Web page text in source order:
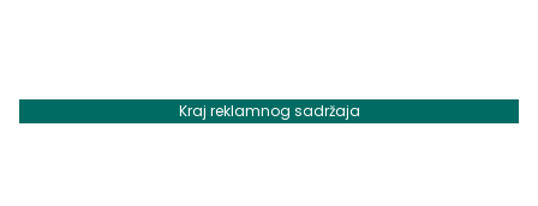
Kraj reklamnog sadržaja